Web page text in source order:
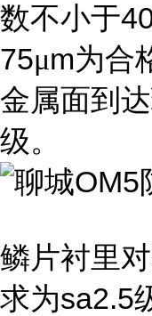
数不小于
75μm为合
金属面到
级。
鳞片衬里
求为sa2.5